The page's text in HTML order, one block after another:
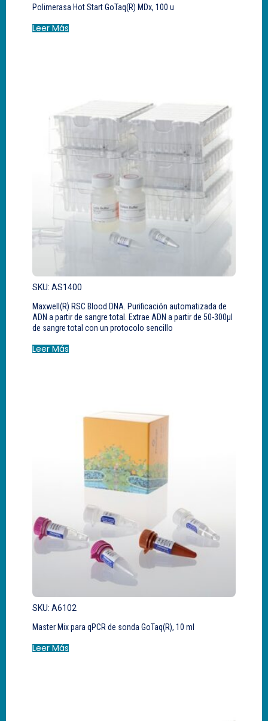
Polimerasa Hot Start GoTaq(R) MDx, 100 u
Leer Más
SKU: AS1400
Maxwell(R) RSC Blood DNA. Purificación automatizada de
ADN a partir de sangre total. Extrae ADN a partir de 50-300µl
de sangre total con un protocolo sencillo
Leer Más
SKU: A6102
Master Mix para qPCR de sonda GoTaq(R), 10 ml
Leer Más